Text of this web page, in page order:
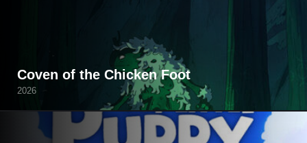
Coven of the Chicken Foot
2026